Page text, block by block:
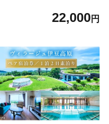
22,000円